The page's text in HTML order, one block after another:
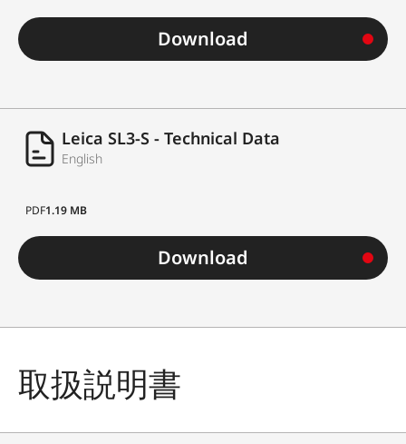
Download
Leica SL3-S - Technical Data
English
PDF1.19 MB
Download
取扱説明書